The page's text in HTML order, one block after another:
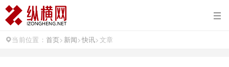
当前位置： 首页> 新闻>快讯>文章